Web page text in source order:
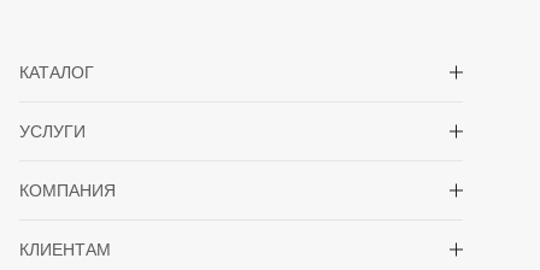
КАТАЛОГ
УСЛУГИ
КОМПАНИЯ
КЛИЕНТАМ